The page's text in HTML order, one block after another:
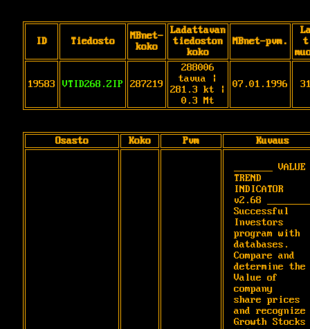
ID Tiedosto
MBnet-
koko
Ladattavan
tiedoston
koko
MBnet-pvm.
19583 VTID268.ZIP 287219
288006
tavua |
281.3 kt |
0.3 Mt
07.01.1996
Osasto Koko Pvm Kuvaus
_______ VALUE
TREND
INDICATOR
v2.68
Successful
Investors
program with
databases.
Compare and
determine the
Value of
company
share prices
and recognize
Growth Stocks